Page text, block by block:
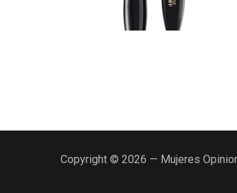
Copyright © 2026 — Mujeres